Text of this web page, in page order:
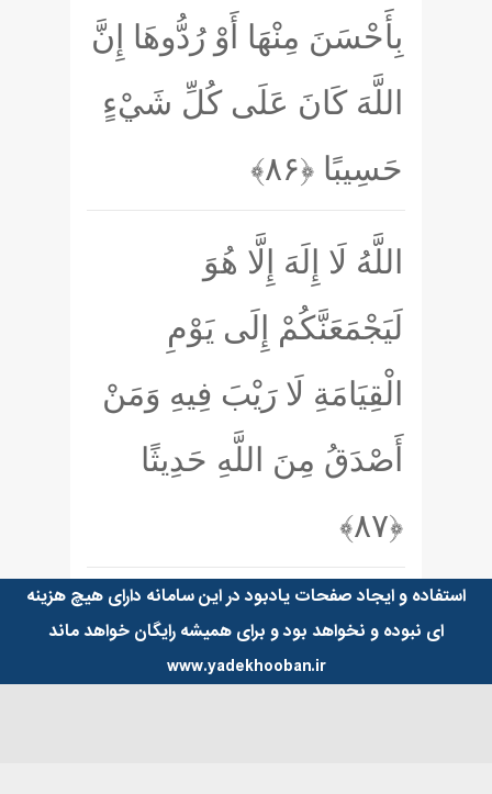
بِأَحْسَنَ مِنْهَا أَوْ رُدُّوهَا إِنَّ
اللَّهَ كَانَ عَلَى كُلِّ شَيْءٍ
حَسِيبًا ﴿۸۶﴾
اللَّهُ لَا إِلَهَ إِلَّا هُوَ
لَيَجْمَعَنَّكُمْ إِلَى يَوْمِ
الْقِيَامَةِ لَا رَيْبَ فِيهِ وَمَنْ
أَصْدَقُ مِنَ اللَّهِ حَدِيثًا
﴿۸۷﴾
استفاده و ایجاد صفحات یادبود در این سامانه دارای هیچ هزینه
ای نبوده و نخواهد بود و برای همیشه رایگان خواهد ماند
www.yadekhooban.ir